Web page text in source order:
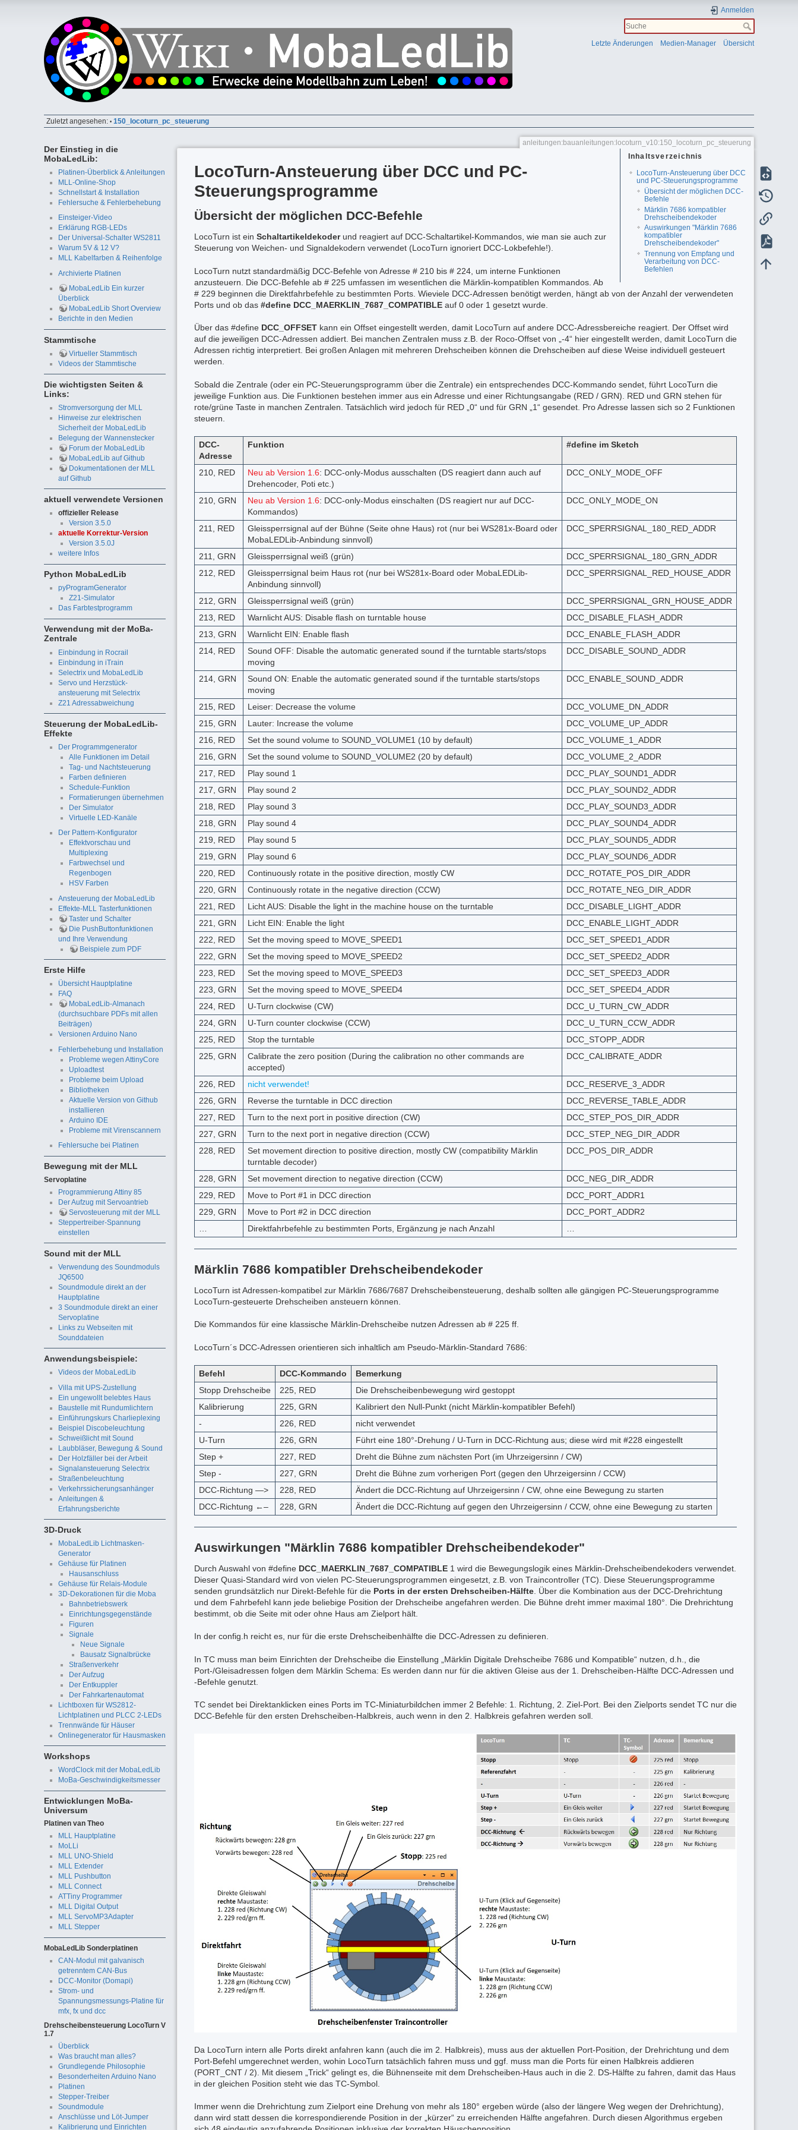
Anmelden
Letzte Änderungen Medien-Manager Übersicht
Zuletzt angesehen: • 150_locoturn_pc_steuerung
Der Einstieg in die
MobaLedLib:
Platinen-Überblick & Anleitungen
MLL-Online-Shop
Schnellstart & Installation
Fehlersuche & Fehlerbehebung
Einsteiger-Video
Erklärung RGB-LEDs
Der Universal-Schalter WS2811
Warum 5V & 12 V?
MLL Kabelfarben & Reihenfolge
Archivierte Platinen
MobaLedLib Ein kurzer
Überblick
MobaLedLib Short Overview
Berichte in den Medien
Stammtische
Virtueller Stammtisch
Videos der Stammtische
Die wichtigsten Seiten &
Links:
Stromversorgung der MLL
Hinweise zur elektrischen
Sicherheit der MobaLedLib
Belegung der Wannenstecker
Forum der MobaLedLib
MobaLedLib auf Github
Dokumentationen der MLL
auf Github
aktuell verwendete Versionen
offizieller Release
Version 3.5.0
aktuelle Korrektur-Version
Version 3.5.0J
weitere Infos
Python MobaLedLib
pyProgramGenerator
Z21-Simulator
Das Farbtestprogramm
Verwendung mit der MoBa-
Zentrale
Einbindung in Rocrail
Einbindung in iTrain
Selectrix und MobaLedLib
Servo und Herzstück-
ansteuerung mit Selectrix
Z21 Adressabweichung
Steuerung der MobaLedLib-
Effekte
Der Programmgenerator
Alle Funktionen im Detail
Tag- und Nachtsteuerung
Farben definieren
Schedule-Funktion
Formatierungen übernehmen
Der Simulator
Virtuelle LED-Kanäle
Der Pattern-Konfigurator
Effektvorschau und
Multiplexing
Farbwechsel und
Regenbogen
HSV Farben
Ansteuerung der MobaLedLib
Effekte-MLL Tasterfunktionen
Taster und Schalter
Die PushButtonfunktionen
und Ihre Verwendung
Beispiele zum PDF
Erste Hilfe
Übersicht Hauptplatine
FAQ
MobaLedLib-Almanach
(durchsuchbare PDFs mit allen
Beiträgen)
Versionen Arduino Nano
Fehlerbehebung und Installation
Probleme wegen AttinyCore
Uploadtest
Probleme beim Upload
Bibliotheken
Aktuelle Version von Github
installieren
Arduino IDE
Probleme mit Virenscannern
Fehlersuche bei Platinen
Bewegung mit der MLL
Servoplatine
Programmierung Attiny 85
Der Aufzug mit Servoantrieb
Servosteuerung mit der MLL
Steppertreiber-Spannung
einstellen
Sound mit der MLL
Verwendung des Soundmoduls
JQ6500
Soundmodule direkt an der
Hauptplatine
3 Soundmodule direkt an einer
Servoplatine
Links zu Webseiten mit
Sounddateien
Anwendungsbeispiele:
Videos der MobaLedLib
Villa mit UPS-Zustellung
Ein ungewollt belebtes Haus
Baustelle mit Rundumlichtern
Einführungskurs Charlieplexing
Beispiel Discobeleuchtung
Schweißlicht mit Sound
Laubbläser, Bewegung & Sound
Der Holzfäller bei der Arbeit
Signalansteuerung Selectrix
Straßenbeleuchtung
Verkehrssicherungsanhänger
Anleitungen &
Erfahrungsberichte
3D-Druck
MobaLedLib Lichtmasken-
Generator
Gehäuse für Platinen
Hausanschluss
Gehäuse für Relais-Module
3D-Dekorationen für die Moba
Bahnbetriebswerk
Einrichtungsgegenstände
Figuren
Signale
Neue Signale
Bausatz Signalbrücke
Straßenverkehr
Der Aufzug
Der Entkuppler
Der Fahrkartenautomat
Lichtboxen für WS2812-
Lichtplatinen und PLCC 2-LEDs
Trennwände für Häuser
Onlinegenerator für Hausmasken
Workshops
WordClock mit der MobaLedLib
MoBa-Geschwindigkeitsmesser
Entwicklungen MoBa-
Universum
Platinen van Theo
MLL Hauptplatine
MoLLi
MLL UNO-Shield
MLL Extender
MLL Pushbutton
MLL Connect
ATTiny Programmer
MLL Digital Output
MLL ServoMP3Adapter
MLL Stepper
MobaLedLib Sonderplatinen
CAN-Modul mit galvanisch
getrenntem CAN-Bus
DCC-Monitor (Domapi)
Strom- und
Spannungsmessungs-Platine für
mfx, fx und dcc
Drehscheibensteuerung LocoTurn V
1.7
Überblick
Was braucht man alles?
Grundlegende Philosophie
Besonderheiten Arduino Nano
Platinen
Stepper-Treiber
Soundmodule
Anschlüsse und Löt-Jumper
Kalibrierung und Einrichten
anleitungen:bauanleitungen:locoturn_v10:150_locoturn_pc_steuerung
Inhaltsverzeichnis
LocoTurn-Ansteuerung über DCC
und PC-Steuerungsprogramme
Übersicht der möglichen DCC-
Befehle
Märklin 7686 kompatibler
Drehscheibendekoder
Auswirkungen "Märklin 7686
kompatibler
Drehscheibendekoder"
Trennung von Empfang und
Verarbeitung von DCC-
Befehlen
LocoTurn-Ansteuerung über DCC und PC-
Steuerungsprogramme
Übersicht der möglichen DCC-Befehle
LocoTurn ist ein Schaltartikeldekoderund reagiert auf DCC-Schaltartikel-Kommandos, wie man sie auch zur
Steuerung von Weichen- und Signaldekodern verwendet (LocoTurn ignoriert DCC-Lokbefehle!).
LocoTurn nutzt standardmäßig DCC-Befehle von Adresse # 210 bis # 224, um interne Funktionen
anzusteuern. Die DCC-Befehle ab # 225 umfassen im wesentlichen die Märklin-kompatiblen Kommandos. Ab
# 229 beginnen die Direktfahrbefehle zu bestimmten Ports. Wieviele DCC-Adressen benötigt werden, hängt ab von der Anzahl der verwendeten
Ports und ob das #define DCC_MAERKLIN_7687_COMPATIBLEauf 0 oder 1 gesetzt wurde.
Über das #define DCC_OFFSETkann ein Offset eingestellt werden, damit LocoTurn auf andere DCC-Adressbereiche reagiert. Der Offset wird
auf die jeweiligen DCC-Adressen addiert. Bei manchen Zentralen muss z.B. der Roco-Offset von „-4“ hier eingestellt werden, damit LocoTurn die
Adressen richtig interpretiert. Bei großen Anlagen mit mehreren Drehscheiben können die Drehscheiben auf diese Weise individuell gesteuert
werden.
Sobald die Zentrale (oder ein PC-Steuerungsprogramm über die Zentrale) ein entsprechendes DCC-Kommando sendet, führt LocoTurn die
jeweilige Funktion aus. Die Funktionen bestehen immer aus ein Adresse und einer Richtungsangabe (RED / GRN). RED und GRN stehen für
rote/grüne Taste in manchen Zentralen. Tatsächlich wird jedoch für RED „0“ und für GRN „1“ gesendet. Pro Adresse lassen sich so 2 Funktionen
steuern.
DCC-
Adresse
Funktion #define im Sketch
210, RED Neu ab Version 1.6: DCC-only-Modus ausschalten (DS reagiert dann auch auf
Drehencoder, Poti etc.)
DCC_ONLY_MODE_OFF
210, GRN Neu ab Version 1.6: DCC-only-Modus einschalten (DS reagiert nur auf DCC-
Kommandos)
DCC_ONLY_MODE_ON
211, RED
Gleissperrsignal auf der Bühne (Seite ohne Haus) rot (nur bei WS281x-Board oder
MobaLEDLib-Anbindung sinnvoll)
DCC_SPERRSIGNAL_180_RED_ADDR
211, GRN Gleissperrsignal weiß (grün)
DCC_SPERRSIGNAL_180_GRN_ADDR
212, RED
Gleissperrsignal beim Haus rot (nur bei WS281x-Board oder MobaLEDLib-
Anbindung sinnvoll)
DCC_SPERRSIGNAL_RED_HOUSE_ADDR
212, GRN Gleissperrsignal weiß (grün)
DCC_SPERRSIGNAL_GRN_HOUSE_ADDR
213, RED
Warnlicht AUS: Disable flash on turntable house
DCC_DISABLE_FLASH_ADDR
213, GRN
Warnlicht EIN: Enable flash
DCC_ENABLE_FLASH_ADDR
214, RED
Sound OFF: Disable the automatic generated sound if the turntable starts/stops
moving
DCC_DISABLE_SOUND_ADDR
214, GRN
Sound ON: Enable the automatic generated sound if the turntable starts/stops
moving
DCC_ENABLE_SOUND_ADDR
215, RED Leiser: Decrease the volume
DCC_VOLUME_DN_ADDR
215, GRN
Lauter: Increase the volume
DCC_VOLUME_UP_ADDR
216, RED
Set the sound volume to SOUND_VOLUME1 (10 by default)
DCC_VOLUME_1_ADDR
216, GRN
Set the sound volume to SOUND_VOLUME2 (20 by default)
DCC_VOLUME_2_ADDR
217, RED
Play sound 1
DCC_PLAY_SOUND1_ADDR
217, GRN
Play sound 2
DCC_PLAY_SOUND2_ADDR
218, RED
Play sound 3
DCC_PLAY_SOUND3_ADDR
218, GRN
Play sound 4
DCC_PLAY_SOUND4_ADDR
219, RED
Play sound 5
DCC_PLAY_SOUND5_ADDR
219, GRN
Play sound 6
DCC_PLAY_SOUND6_ADDR
220, RED
Continuously rotate in the positive direction, mostly CW
DCC_ROTATE_POS_DIR_ADDR
220, GRN
Continuously rotate in the negative direction (CCW)
DCC_ROTATE_NEG_DIR_ADDR
221, RED
Licht AUS: Disable the light in the machine house on the turntable
DCC_DISABLE_LIGHT_ADDR
221, GRN
Licht EIN: Enable the light
DCC_ENABLE_LIGHT_ADDR
222, RED
Set the moving speed to MOVE_SPEED1
DCC_SET_SPEED1_ADDR
222, GRN
Set the moving speed to MOVE_SPEED2
DCC_SET_SPEED2_ADDR
223, RED
Set the moving speed to MOVE_SPEED3
DCC_SET_SPEED3_ADDR
223, GRN
Set the moving speed to MOVE_SPEED4
DCC_SET_SPEED4_ADDR
224, RED
U-Turn clockwise (CW)
DCC_U_TURN_CW_ADDR
224, GRN
U-Turn counter clockwise (CCW)
DCC_U_TURN_CCW_ADDR
225, RED
Stop the turntable
DCC_STOPP_ADDR
225, GRN
Calibrate the zero position (During the calibration no other commands are
accepted)
DCC_CALIBRATE_ADDR
226, RED nicht verwendet!
DCC_RESERVE_3_ADDR
226, GRN
Reverse the turntable in DCC direction
DCC_REVERSE_TABLE_ADDR
227, RED
Turn to the next port in positive direction (CW)
DCC_STEP_POS_DIR_ADDR
227, GRN
Turn to the next port in negative direction (CCW)
DCC_STEP_NEG_DIR_ADDR
228, RED
Set movement direction to positive direction, mostly CW (compatibility Märklin
turntable decoder)
DCC_POS_DIR_ADDR
228, GRN Set movement direction to negative direction (CCW)
DCC_NEG_DIR_ADDR
229, RED
Move to Port #1 in DCC direction
DCC_PORT_ADDR1
229, GRN
Move to Port #2 in DCC direction
DCC_PORT_ADDR2
Direktfahrbefehle zu bestimmten Ports, Ergänzung je nach Anzahl
Märklin 7686 kompatibler Drehscheibendekoder
LocoTurn ist Adressen-kompatibel zur Märklin 7686/7687 Drehscheibensteuerung, deshalb sollten alle gängigen PC-Steuerungsprogramme
LocoTurn-gesteuerte Drehscheiben ansteuern können.
Die Kommandos für eine klassische Märklin-Drehscheibe nutzen Adressen ab # 225 ff.
LocoTurn´s DCC-Adressen orientieren sich inhaltlich am Pseudo-Märklin-Standard 7686:
Befehl DCC-Kommando
Bemerkung
Stopp Drehscheibe
225, RED
Die Drehscheibenbewegung wird gestoppt
Kalibrierung
225, GRN
Kalibriert den Null-Punkt (nicht Märklin-kompatibler Befehl)
-
226, RED
nicht verwendet
U-Turn
226, GRN
Führt eine 180°-Drehung / U-Turn in DCC-Richtung aus; diese wird mit #228 eingestellt
Step +
227, RED
Dreht die Bühne zum nächsten Port (im Uhrzeigersinn / CW)
Step -
227, GRN
Dreht die Bühne zum vorherigen Port (gegen den Uhrzeigersinn / CCW)
DCC-Richtung —>
228, RED
Ändert die DCC-Richtung auf Uhrzeigersinn / CW, ohne eine Bewegung zu starten
DCC-Richtung ←–
228, GRN Ändert die DCC-Richtung auf gegen den Uhrzeigersinn / CCW, ohne eine Bewegung zu starten
Auswirkungen "Märklin 7686 kompatibler Drehscheibendekoder"
Durch Auswahl von #define DCC_MAERKLIN_7687_COMPATIBLE1 wird die Bewegungslogik eines Märklin-Drehscheibendekoders verwendet.
Dieser Quasi-Standard wird von vielen PC-Steuerungsprogrammen eingesetzt, z.B. von Traincontroller (TC). Diese Steuerungsprogramme
senden grundsätzlich nur Direkt-Befehle für die Ports in der ersten Drehscheiben-Hälfte. Über die Kombination aus der DCC-Drehrichtung
und dem Fahrbefehl kann jede beliebige Position der Drehscheibe angefahren werden. Die Bühne dreht immer maximal 180°. Die Drehrichtung
bestimmt, ob die Seite mit oder ohne Haus am Zielport hält.
In der config.h reicht es, nur für die erste Drehscheibenhälfte die DCC-Adressen zu definieren.
In TC muss man beim Einrichten der Drehscheibe die Einstellung „Märklin Digitale Drehscheibe 7686 und Kompatible“ nutzen, d.h., die
Port-/Gleisadressen folgen dem Märklin Schema: Es werden dann nur für die aktiven Gleise aus der 1. Drehscheiben-Hälfte DCC-Adressen und
-Befehle genutzt.
TC sendet bei Direktanklicken eines Ports im TC-Miniaturbildchen immer 2 Befehle: 1. Richtung, 2. Ziel-Port. Bei den Zielports sendet TC nur die
DCC-Befehle für den ersten Drehscheiben-Halbkreis, auch wenn in den 2. Halbkreis gefahren werden soll.
Da LocoTurn intern alle Ports direkt anfahren kann (auch die im 2. Halbkreis), muss aus der aktuellen Port-Position, der Drehrichtung und dem
Port-Befehl umgerechnet werden, wohin LocoTurn tatsächlich fahren muss und ggf. muss man die Ports für einen Halbkreis addieren
(PORT_CNT / 2). Mit diesem „Trick“ gelingt es, die Bühnenseite mit dem Drehscheiben-Haus auch in die 2. DS-Hälfte zu fahren, damit das Haus
in der gleichen Position steht wie das TC-Symbol.
Immer wenn die Drehrichtung zum Zielport eine Drehung von mehr als 180° ergeben würde (also der längere Weg wegen der Drehrichtung),
dann wird statt dessen die korrespondierende Position in der „kürzer“ zu erreichenden Hälfte angefahren. Durch diesen Algorithmus ergeben